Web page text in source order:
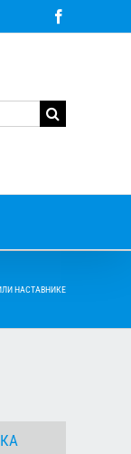
НАСТАВНИКЕ